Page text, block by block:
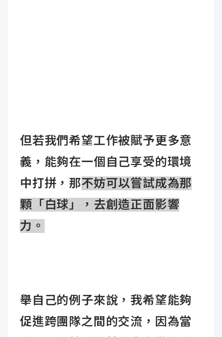
但若我們希望工作被賦予更多意
義，能夠在一個自己享受的環境
中打拼，那不妨可以嘗試成為那
顆「白球」，去創造正面影響
力。
舉自己的例子來說，我希望能夠
促進跨團隊之間的交流，因為當